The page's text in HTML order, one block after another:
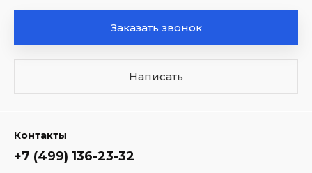
Заказать звонок
Написать
Контакты
+7 (499) 136-23-32